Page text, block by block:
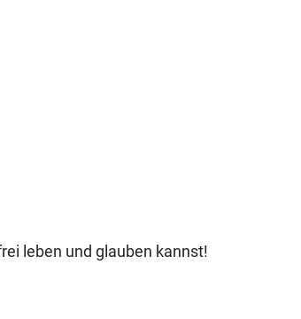
leben und glauben kannst!